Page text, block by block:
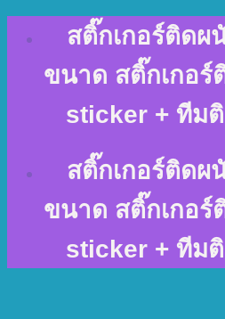
content
สติ๊กเกอร์ติดผ
ขนาด สติ๊กเกอ
sticker + ทีม
สติ๊กเกอร์ติดผ
ขนาด สติ๊กเกอ
sticker + ทีม